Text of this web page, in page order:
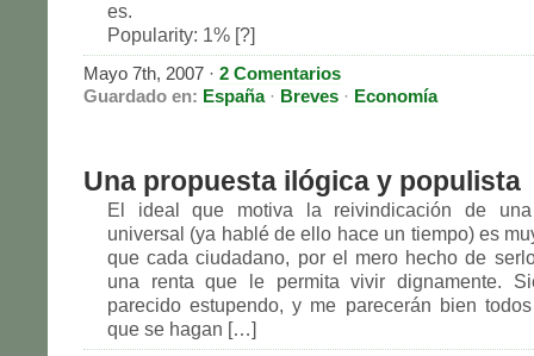
es.
Popularity: 1% [?]
Mayo 7th, 2007 · 2 Comentarios
Guardado en: España· Breves · Economía
Una propuesta ilógica y populista
El ideal que motiva la reivindicación de
universal (ya hablé de ello hace un tiempo) es
que cada ciudadano, por el mero hecho de
una renta que le permita vivir dignamente.
parecido estupendo, y me parecerán bien
que se hagan […]